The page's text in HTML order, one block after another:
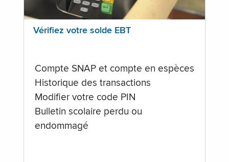
Vérifiez votre solde EBT
Compte SNAP et compte en espèces
Historique des transactions
Modifier votre code PIN
Bulletin scolaire perdu ou
endommagé